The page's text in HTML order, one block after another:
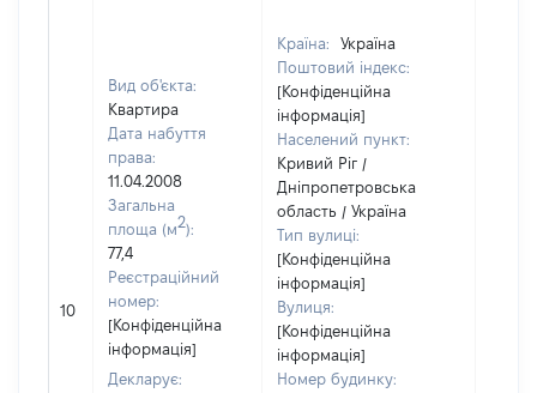
10
Вид об'єкта:
Квартира
Дата набуття
права:
11.04.2008
Загальна
площа (м2):
77,4
Реєстраційний
номер:
[Конфіденційна
інформація]
Декларує:
Країна:
Україна
Поштовий індекс:
[Конфіденційна
інформація]
Населений пункт:
Кривий Ріг /
Дніпропетровська
область / Україна
Тип вулиці:
[Конфіденційна
інформація]
Вулиця:
[Конфіденційна
інформація]
Номер будинку: